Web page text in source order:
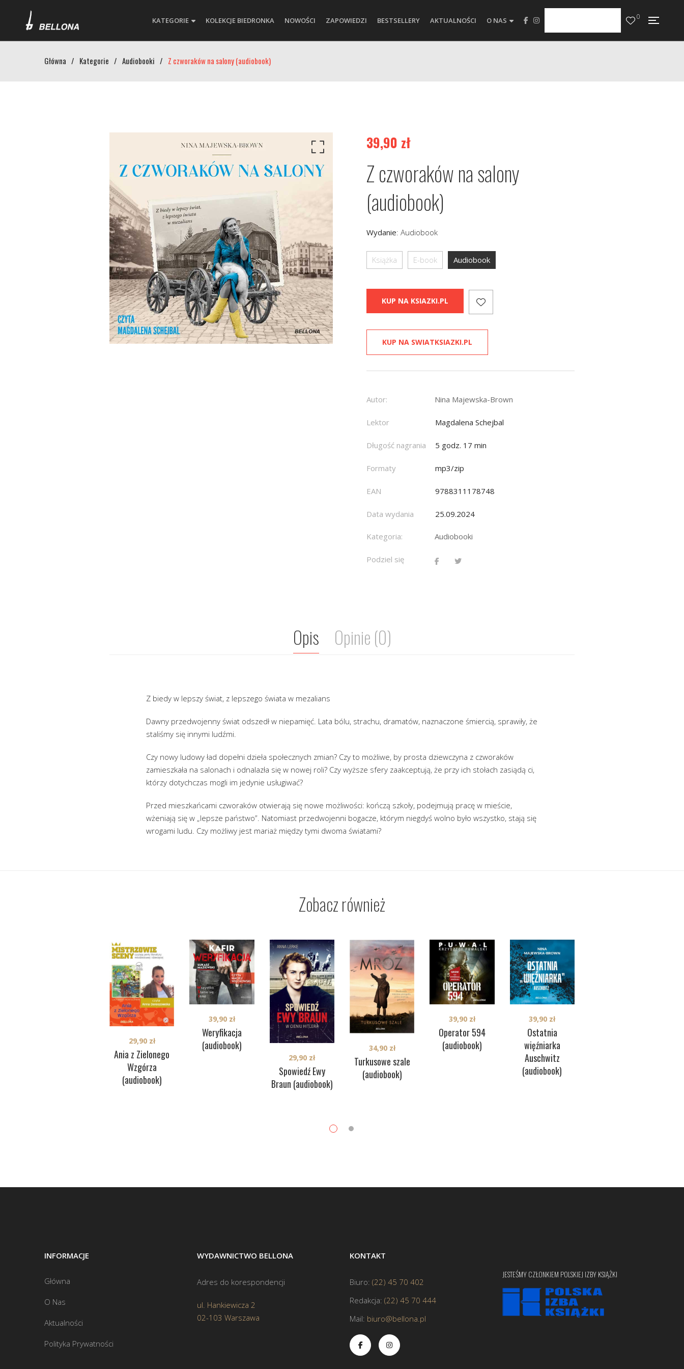
KATEGORIE KOLEKCJE BIEDRONKA NOWOŚCI ZAPOWIEDZI BESTSELLERY AKTUALNOŚCI O NAS 0
Główna / Kategorie / Audiobooki / Z czworaków na salony (audiobook)
39,90 zł
Z czworaków na salony
(audiobook)
Wydanie: Audiobook
Książka E-book Audiobook
KUP NA KSIAZKI.PL
KUP NA SWIATKSIAZKI.PL
Autor: Nina Majewska-Brown
Lektor Magdalena Schejbal
Długość nagrania 5 godz. 17 min
Formaty mp3/zip
EAN 9788311178748
Data wydania 25.09.2024
Kategoria: Audiobooki
Podziel się
Opis Opinie (0)
Z biedy w lepszy świat, z lepszego świata w mezalians
Dawny przedwojenny świat odszedł w niepamięć. Lata bólu, strachu, dramatów, naznaczone śmiercią, sprawiły, że
staliśmy się innymi ludźmi.
Czy nowy ludowy ład dopełni dzieła społecznych zmian? Czy to możliwe, by prosta dziewczyna z czworaków
zamieszkała na salonach i odnalazła się w nowej roli? Czy wyższe sfery zaakceptują, że przy ich stołach zasiądą ci,
którzy dotychczas mogli im jedynie usługiwać?
Przed mieszkańcami czworaków otwierają się nowe możliwości: kończą szkoły, podejmują pracę w mieście,
wżeniają się w „lepsze państwo”. Natomiast przedwojenni bogacze, którym niegdyś wolno było wszystko, stają się
wrogami ludu. Czy możliwy jest mariaż między tymi dwoma światami?
Zobacz również
Ania z Zielonego
Wzgórza
(audiobook)
29,90 zł
Weryfikacja
(audiobook)
39,90 zł
Spowiedź Ewy
Braun (audiobook)
29,90 zł
Turkusowe szale
(audiobook)
34,90 zł
Operator 594
(audiobook)
39,90 zł
Ostatnia
więźniarka
Auschwitz
(audiobook)
39,90 zł
INFORMACJE
Główna
O Nas
Aktualności
Polityka Prywatności
WYDAWNICTWO BELLONA
Adres do korespondencji
ul. Hankiewicza 2
02-103 Warszawa
KONTAKT
Biuro: (22) 45 70 402
Redakcja: (22) 45 70 444
Mail: biuro@bellona.pl
JESTEŚMY CZŁONKIEM POLSKIEJ IZBY KSIĄŻKI